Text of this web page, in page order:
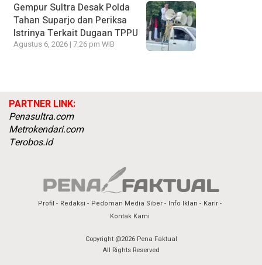
Gempur Sultra Desak Polda
Tahan Suparjo dan Periksa
Istrinya Terkait Dugaan TPPU
Agustus 6, 2026 | 7:26 pm WIB
PARTNER LINK:
Penasultra.com
Metrokendari.com
Terobos.id
Profil Redaksi Pedoman Media Siber Info Iklan
Karir
Kontak Kami
Copyright @2026 Pena Faktual
All Rights Reserved